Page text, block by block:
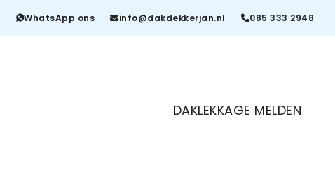
WhatsApp ons info@dakdekkerjan.nl 085 333 2948
DAKLEKKAGE MELDEN